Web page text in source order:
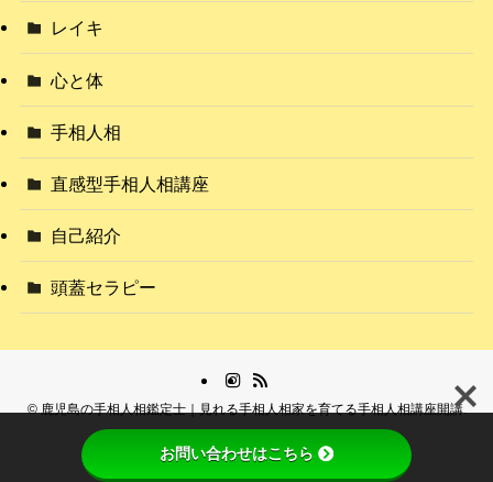
レイキ
心と体
手相人相
直感型手相人相講座
自己紹介
頭蓋セラピー
©鹿児島の手相人相鑑定士｜見れる手相人相家を育てる手相人相講座開講.
お問い合わせはこちら